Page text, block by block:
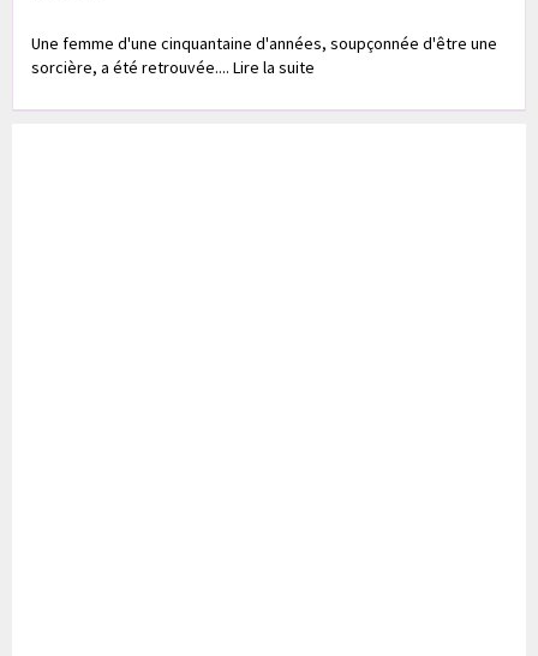
Une femme d'une cinquantaine d'années, soupçonnée d'être une
sorcière, a été retrouvée.... Lire la suite